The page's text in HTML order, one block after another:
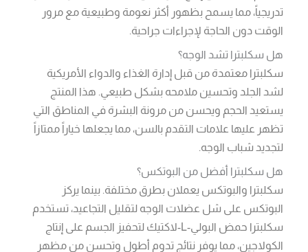
تدريجياً، مما يسمح بظهور أكثر نعومة وطبيعية مع مرور
الوقت دون الحاجة لإجراءات جراحية.
هل سكلبترا تشد الوجه؟
سكلبترا معتمدة من قبل إدارة الغذاء والدواء الأمريكية
لشد الجلد وتحسين ملامحه بشكل طبيعي. هذا المنتج
يستعيد الحجم ويحسن من مرونة البشرة في المناطق التي
تظهر عليها علامات التقدم بالسن، مما يجعلها خياراً ممتازاً
لتجديد شباب الوجه.
هل سكلبترا أفضل من البوتكس؟
سكلبترا والبوتكس يعملان بطرق مختلفة. بينما يركز
البوتكس على شل عضلات الوجه لتقليل التجاعيد، تستخدم
سكلبترا حمض البولي-L-لاكتيك لتحفيز الجسم على إنتاج
الكولاجين، مما يوفر نتائج تدوم أطول وتحسن من مظهر